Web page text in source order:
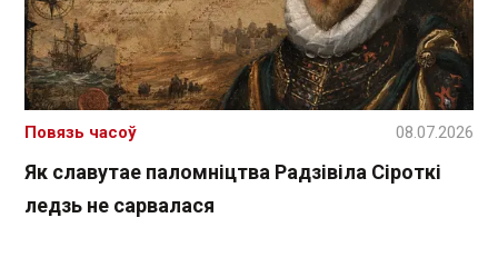
Як славутае паломніцтва Радзівіла Сіроткі
ледзь не сарвалася
Повязь часоў 08.07.2026